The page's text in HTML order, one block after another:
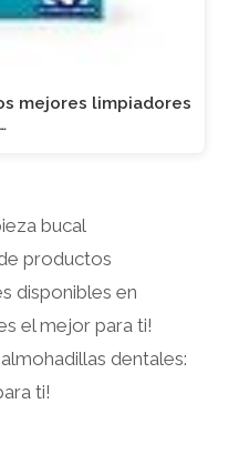
mejores limpiadores
bucal
productos
disponibles en
el mejor para ti!
dentales:
ti!